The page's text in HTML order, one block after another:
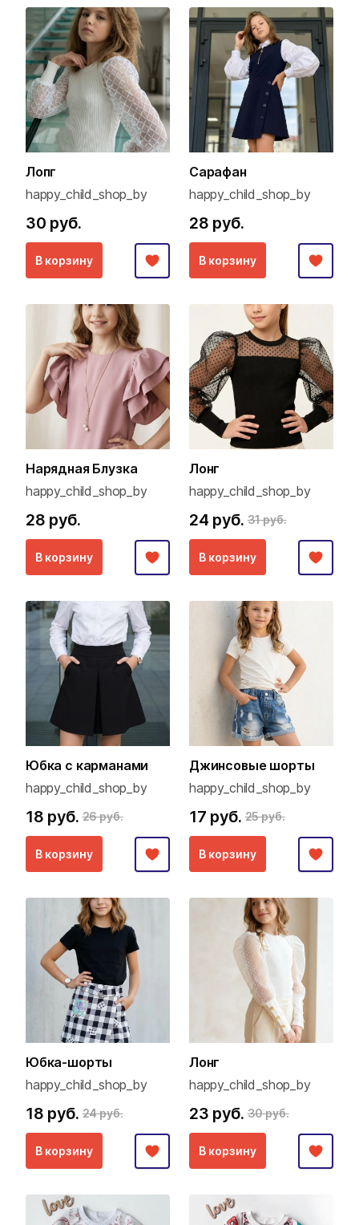
Лопг
happy_child_shop_by
30 руб.
В корзину
Сарафан
happy_child_shop_by
28 руб.
В корзину
Нарядная Блузка
happy_child_shop_by
28 руб.
В корзину
Лонг
happy_child_shop_by
24 руб. 31 руб.
В корзину
Юбка с карманами
happy_child_shop_by
18 руб. 26 руб.
В корзину
Джинсовые шорты
happy_child_shop_by
17 руб. 25 руб.
В корзину
Юбка-шорты
happy_child_shop_by
18 руб. 24 руб.
В корзину
Лонг
happy_child_shop_by
23 руб. 30 руб.
В корзину